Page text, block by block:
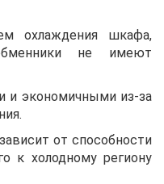
охлаждения шкафа,
не имеют
и экономичными из-за
от способности
к холодному региону